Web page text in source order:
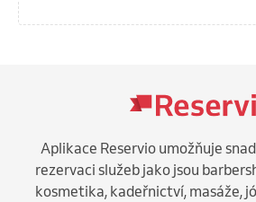
Aplikace Reservio umožňuje
rezervaci služeb jako jsou
kosmetika, kadeřnictví, masáže,